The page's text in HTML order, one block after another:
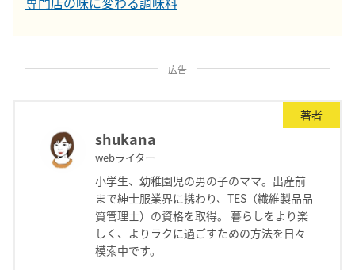
広告
著者
shukana
webライター
小学生、幼稚園児の男の子のママ。出産前
まで紳士服業界に携わり、TES（繊維製品品
質管理士）の資格を取得。 暮らしをより楽
しく、よりラクに過ごすための方法を日々
模索中です。